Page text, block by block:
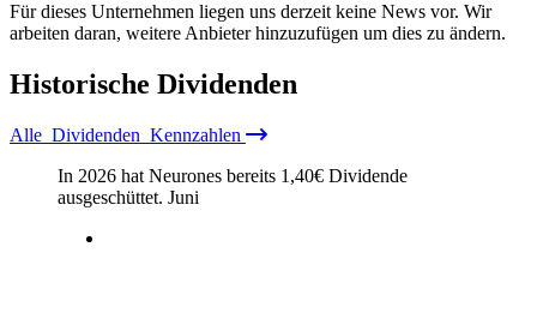
Für dieses Unternehmen liegen uns derzeit keine News vor. Wir
arbeiten daran, weitere Anbieter hinzuzufügen um dies zu ändern.
Historische Dividenden
Alle Dividenden Kennzahlen
In 2026 hat Neurones bereits 1,40€ Dividende
ausgeschüttet. Juni